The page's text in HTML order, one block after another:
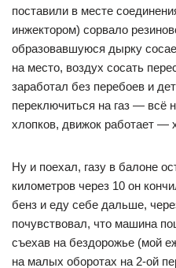
поставили в месте
инжектором) сорвало
образовавшуюся дырку
на место, воздух сосать
заработал без перебоев и
переключиться на газ — всё
хлопков, движок работает —
Ну и поехал, газу в балоне
километров через 10 он
бенз и еду себе дальше,
почувствовал, что машина
съехав на бездорожье (мой
на малых оборотах на 2-ой